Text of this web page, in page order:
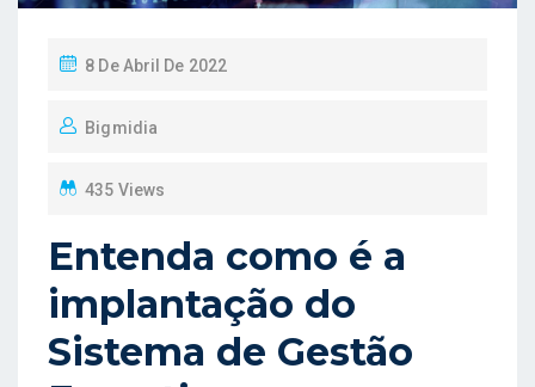
P
S
E
O
N
8 De Abril De 2022
Bigmidia
435 Views
Entenda como é a
implantação do
Sistema de Gestão